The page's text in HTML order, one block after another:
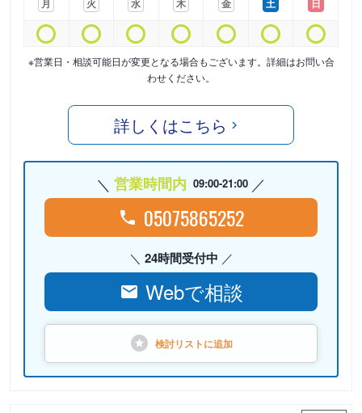
月
火
水
木
金
土
日
※営業日・相談可能日が変更となる場合もございます。詳細はお問い合
わせください。
詳しくはこちら
営業時間内 09:00-21:00
05075865252
24時間受付中
Webで相談
検討リストに追加